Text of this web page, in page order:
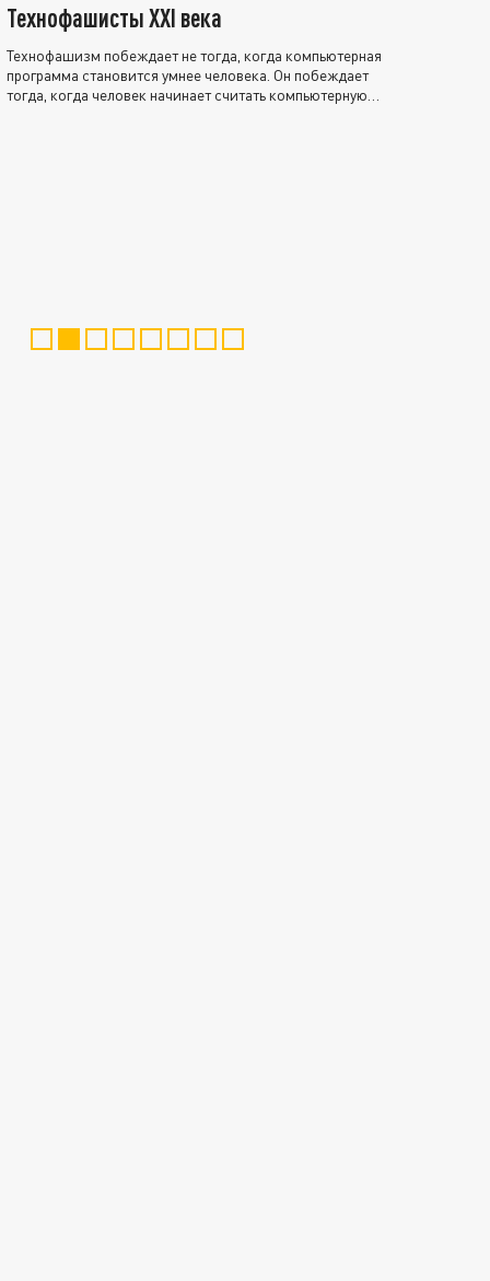
Технофашисты XXI века
Технофашизм побеждает не тогда, когда компьютерная
программа становится умнее человека. Он побеждает
тогда, когда человек начинает считать компьютерную